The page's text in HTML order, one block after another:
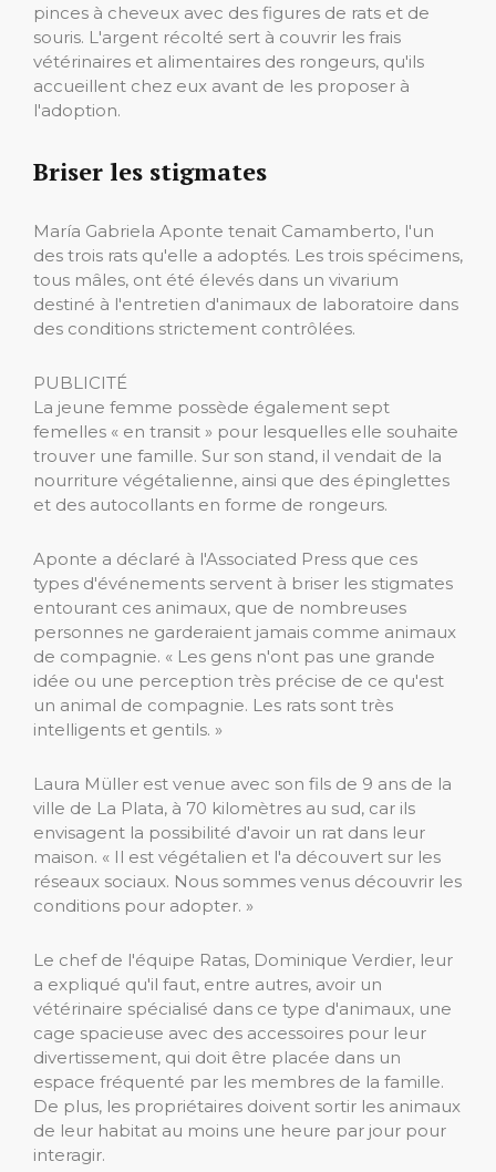
pinces à cheveux avec des figures de rats et de
souris. L'argent récolté sert à couvrir les frais
vétérinaires et alimentaires des rongeurs, qu'ils
accueillent chez eux avant de les proposer à
l'adoption.
Briser les stigmates
María Gabriela Aponte tenait Camamberto, l'un
des trois rats qu'elle a adoptés. Les trois spécimens,
tous mâles, ont été élevés dans un vivarium
destiné à l'entretien d'animaux de laboratoire dans
des conditions strictement contrôlées.
PUBLICITÉ
La jeune femme possède également sept
femelles « en transit » pour lesquelles elle souhaite
trouver une famille. Sur son stand, il vendait de la
nourriture végétalienne, ainsi que des épinglettes
et des autocollants en forme de rongeurs.
Aponte a déclaré à l'Associated Press que ces
types d'événements servent à briser les stigmates
entourant ces animaux, que de nombreuses
personnes ne garderaient jamais comme animaux
de compagnie. « Les gens n'ont pas une grande
idée ou une perception très précise de ce qu'est
un animal de compagnie. Les rats sont très
intelligents et gentils. »
Laura Müller est venue avec son fils de 9 ans de la
ville de La Plata, à 70 kilomètres au sud, car ils
envisagent la possibilité d'avoir un rat dans leur
maison. « Il est végétalien et l'a découvert sur les
réseaux sociaux. Nous sommes venus découvrir les
conditions pour adopter. »
Le chef de l'équipe Ratas, Dominique Verdier, leur
a expliqué qu'il faut, entre autres, avoir un
vétérinaire spécialisé dans ce type d'animaux, une
cage spacieuse avec des accessoires pour leur
divertissement, qui doit être placée dans un
espace fréquenté par les membres de la famille.
De plus, les propriétaires doivent sortir les animaux
de leur habitat au moins une heure par jour pour
interagir.